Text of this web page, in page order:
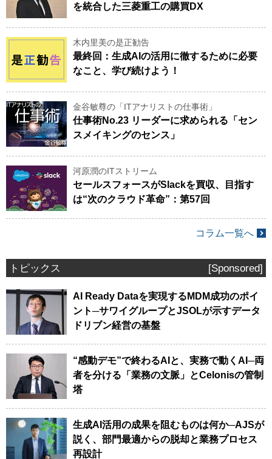
を統合した三菱重工の購買DX
木内里美の是正勧告
最終回：生成AIの活用に徹するために必要
なこと、学び続けよう！
金谷敏尊の「ITアナリストの仕事術」
仕事術No.23 リーダーに求められる「セン
スメイキングのセンス」
河原潤のITストリーム
セールスフォースがSlackを買収、目指す
は“次のクラウド革命”：第57回
コラム一覧へ
トピックス [Sponsored]
AI Ready Dataを実現するMDM成功のポイ
ント─サワイグループとJSOLが示すデータ
ドリブン経営の基盤
“感動デモ”で終わるAIと、実務で動くAI─両
者を分ける「業務の文脈」とCelonisの管制
塔
生成AI活用の成果を阻むものは何か─AJSが
説く、部門最適からの脱却と業務プロセス
再設計